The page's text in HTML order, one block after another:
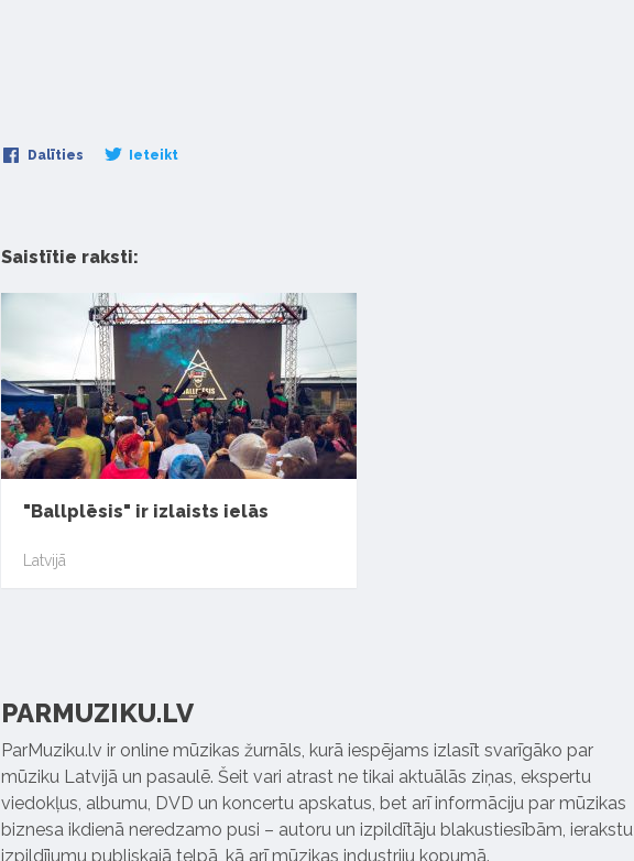
Dalīties Ieteikt
Saistītie raksti:
"Ballplēsis" ir izlaists ielās
Latvijā
PARMUZIKU.LV
ParMuziku.lv ir online mūzikas žurnāls, kurā iespējams izlasīt svarīgāko par
mūziku Latvijā un pasaulē. Šeit vari atrast ne tikai aktuālās ziņas, ekspertu
viedokļus, albumu, DVD un koncertu apskatus, bet arī informāciju par mūzikas
biznesa ikdienā neredzamo pusi – autoru un izpildītāju blakustiesībām, ierakstu
izpildījumu publiskajā telpā, kā arī mūzikas industriju kopumā.